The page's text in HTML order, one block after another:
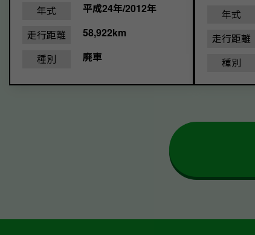
年式
平成24年/2012年
走行距離
58,922km
種別
廃車
年式
走行距離
種別